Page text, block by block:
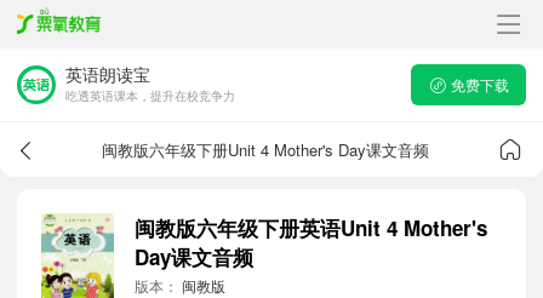
英语朗读宝
吃透英语课本，提升在校竞争力
免费下载
闽教版六年级下册Unit 4 Mother's Day课文音频
闽教版六年级下册英语Unit 4 Mother's
Day课文音频
版本： 闽教版